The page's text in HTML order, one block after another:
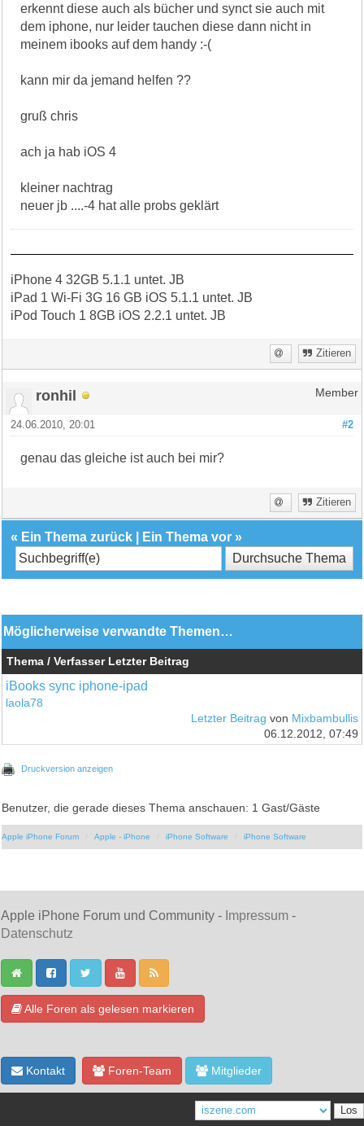
erkennt diese auch als bücher und synct sie auch mit
dem iphone, nur leider tauchen diese dann nicht in
meinem ibooks auf dem handy :-(
kann mir da jemand helfen ??
gruß chris
ach ja hab iOS 4
kleiner nachtrag
neuer jb ....-4 hat alle probs geklärt
iPhone 4 32GB 5.1.1 untet. JB
iPad 1 Wi-Fi 3G 16 GB iOS 5.1.1 untet. JB
iPod Touch 1 8GB iOS 2.2.1 untet. JB
Zitieren
ronhil Member
#2
24.06.2010, 20:01
genau das gleiche ist auch bei mir?
Zitieren
« Ein Thema zurück Ein Thema vor »
Möglicherweise verwandte Themen…
Thema / Verfasser Letzter Beitrag
iBooks sync iphone-ipad
laola78
Letzter Beitrag von Mixbambullis
06.12.2012, 07:49
Druckversion anzeigen
Benutzer, die gerade dieses Thema anschauen: 1 Gast/Gäste
Apple iPhone Forum Apple - iPhone iPhone Software iPhone Software
Apple iPhone Forum und Community - Impressum -
Datenschutz
Alle Foren als gelesen markieren
Kontakt Foren-Team Mitglieder